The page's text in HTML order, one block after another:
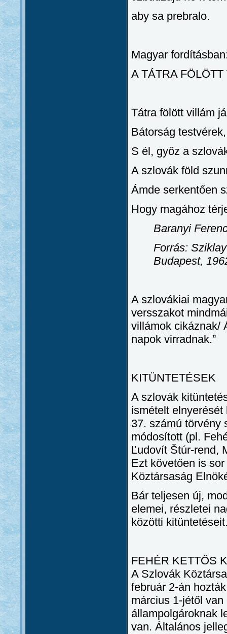
aby sa prebralo.
Magyar
A TÁTRA
Tátra fölött villám
Bátorság
S él, győz a
A szlovák föld
Ámde serkentően
Hogy magához
Baranyi
Forrás:
Budapest,
A szlovákiai
versszakot
villámok cikáznak/
napok virradnak.”
KITÜNTETÉSEK
A szlovák
ismételt
37. számú törvény
módosított (pl.
Ľudovít Štúr-rend,
Ezt követően is
Köztársaság
Bár teljesen új,
elemei, részletei
közötti
FEHÉR KETTŐS
A Szlovák
február 2-án
március 1-jétől
állampolgároknak
van. Általános